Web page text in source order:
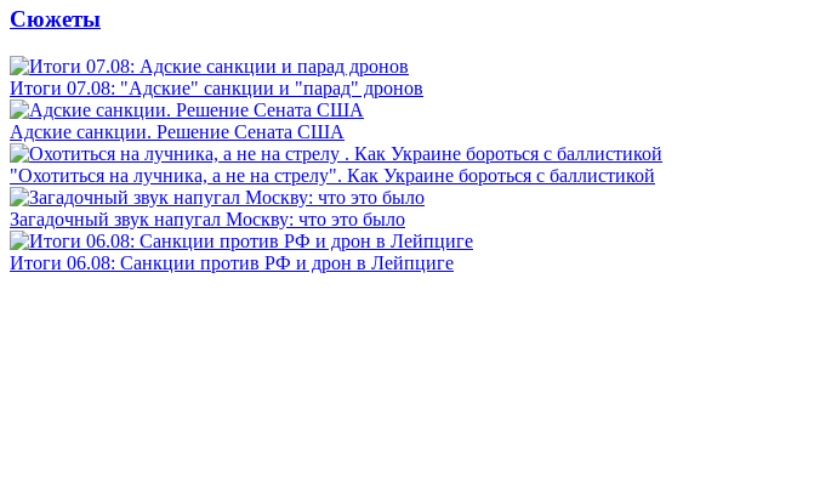
Сюжеты
Итоги 07.08: "Адские" санкции и "парад" дронов
Адские санкции. Решение Сената США
"Охотиться на лучника, а не на стрелу". Как Украине бороться с баллистикой
Загадочный звук напугал Москву: что это было
Итоги 06.08: Санкции против РФ и дрон в Лейпциге